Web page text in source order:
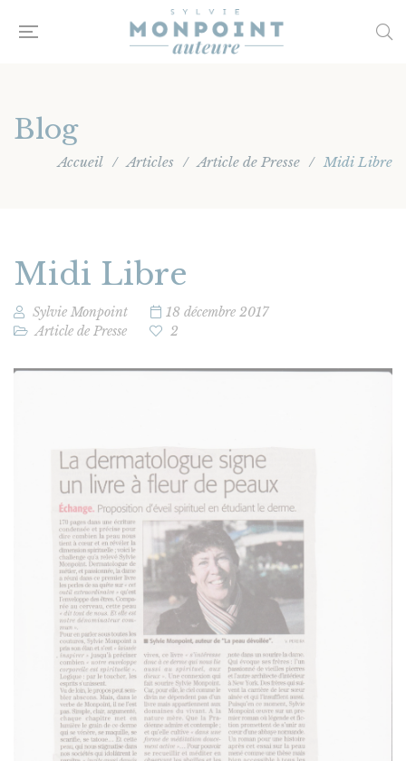
Blog
Accueil / Articles / Article de Presse / Midi Libre
Midi Libre
Sylvie Monpoint
18 décembre 2017
Article de Presse
2